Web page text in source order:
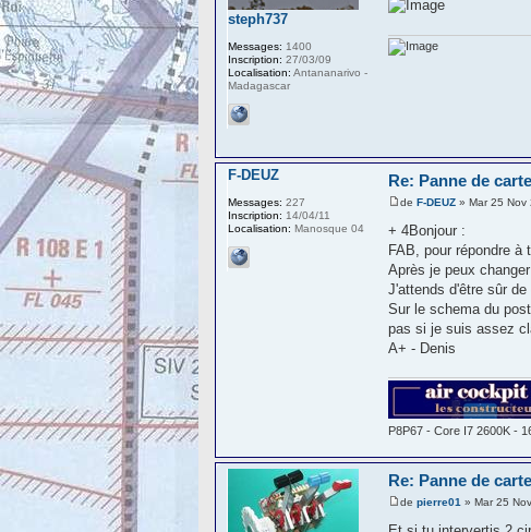
steph737
Messages: 1400
Inscription: 27/03/09
Localisation: Antananarivo -
Madagascar
Re: Panne de
deF-DEUZ » Mar 25 Nov
+ 4Bonjour :
FAB, pour répondre à
Après je peux
J'attends d'être sûr
Sur le schema du
pas si je suis assez
A+ - Denis
P8P67 - Core I7 2600K -
F-DEUZ
Messages: 227
Inscription: 14/04/11
Localisation: Manosque 04
Re: Panne de
depierre01 » Mar 25